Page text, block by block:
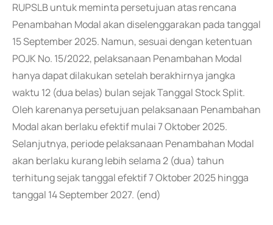
RUPSLB untuk meminta persetujuan atas rencana
Penambahan Modal akan diselenggarakan pada tanggal
15 September 2025. Namun, sesuai dengan ketentuan
POJK No. 15/2022, pelaksanaan Penambahan Modal
hanya dapat dilakukan setelah berakhirnya jangka
waktu 12 (dua belas) bulan sejak Tanggal Stock Split.
Oleh karenanya persetujuan pelaksanaan Penambahan
Modal akan berlaku efektif mulai 7 Oktober 2025.
Selanjutnya, periode pelaksanaan Penambahan Modal
akan berlaku kurang lebih selama 2 (dua) tahun
terhitung sejak tanggal efektif 7 Oktober 2025 hingga
tanggal 14 September 2027. (end)